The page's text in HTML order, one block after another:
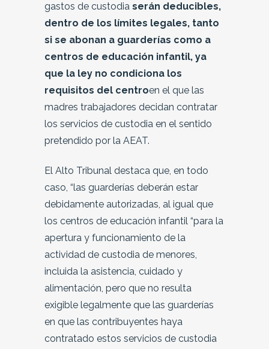
gastos de custodia serán deducibles,
dentro de los límites legales, tanto
si se abonan a guarderías como a
centros de educación infantil, ya
que la ley no condiciona los
requisitos del centroen el que las
madres trabajadores decidan contratar
los servicios de custodia en el sentido
pretendido por la AEAT.
El Alto Tribunal destaca que, en todo
caso, “las guarderías deberán estar
debidamente autorizadas, al igual que
los centros de educación infantil “para la
apertura y funcionamiento de la
actividad de custodia de menores,
incluida la asistencia, cuidado y
alimentación, pero que no resulta
exigible legalmente que las guarderías
en que las contribuyentes haya
contratado estos servicios de custodia